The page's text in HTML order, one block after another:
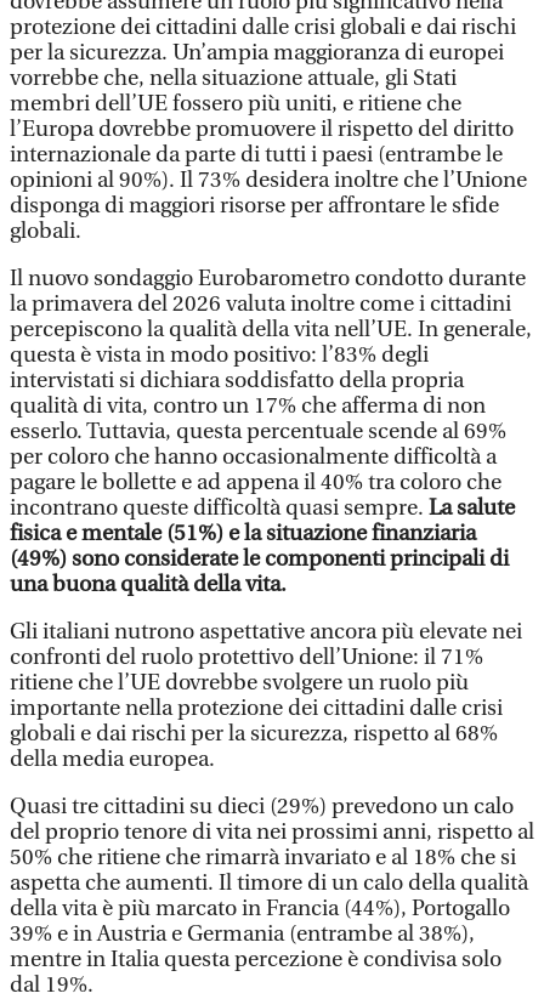
protezione dei cittadini dalle crisi globali e dai rischi
per la sicurezza. Un’ampia maggioranza di europei
vorrebbe che, nella situazione attuale, gli Stati
membri dell’UE fossero più uniti, e ritiene che
l’Europa dovrebbe promuovere il rispetto del diritto
internazionale da parte di tutti i paesi (entrambe le
opinioni al 90%). Il 73% desidera inoltre che l’Unione
disponga di maggiori risorse per affrontare le sfide
globali.
Il nuovo sondaggio Eurobarometro condotto durante
la primavera del 2026 valuta inoltre come i cittadini
percepiscono la qualità della vita nell’UE. In generale,
questa è vista in modo positivo: l’83% degli
intervistati si dichiara soddisfatto della propria
qualità di vita, contro un 17% che afferma di non
esserlo. Tuttavia, questa percentuale scende al 69%
per coloro che hanno occasionalmente difficoltà a
pagare le bollette e ad appena il 40% tra coloro che
incontrano queste difficoltà quasi sempre. La salute
fisica e mentale (51%) e la situazione finanziaria
(49%) sono considerate le componenti principali di
una buona qualità della vita.
Gli italiani nutrono aspettative ancora più elevate nei
confronti del ruolo protettivo dell’Unione: il 71%
ritiene che l’UE dovrebbe svolgere un ruolo più
importante nella protezione dei cittadini dalle crisi
globali e dai rischi per la sicurezza, rispetto al 68%
della media europea.
Quasi tre cittadini su dieci (29%) prevedono un calo
del proprio tenore di vita nei prossimi anni, rispetto al
50% che ritiene che rimarrà invariato e al 18% che si
aspetta che aumenti. Il timore di un calo della qualità
della vita è più marcato in Francia (44%), Portogallo
39% e in Austria e Germania (entrambe al 38%),
mentre in Italia questa percezione è condivisa solo
dal 19%.